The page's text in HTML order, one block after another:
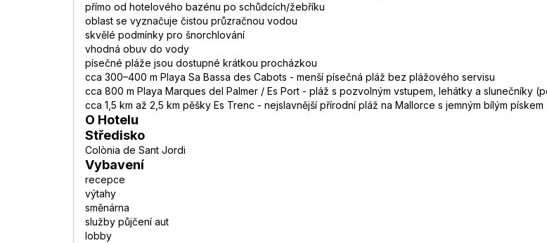
přímo od hotelového bazénu po schůdcích/žebříku
oblast se vyznačuje čistou průzračnou vodou
skvělé podmínky pro šnorchlování
vhodná obuv do vody
písečné pláže jsou dostupné krátkou procházkou
cca 300–400 m Playa Sa Bassa des Cabots - menší písečná pláž bez plážového servisu
cca 800 m Playa Marques del Palmer / Es Port - pláž s pozvolným vstupem, lehátky a slunečníky
cca 1,5 km až 2,5 km pěšky Es Trenc - nejslavnější přírodní pláž na Mallorce s jemným bílým
O Hotelu
Středisko
Colònia de Sant Jordi
Vybavení
recepce
výtahy
směnárna
služby půjčení aut
lobby